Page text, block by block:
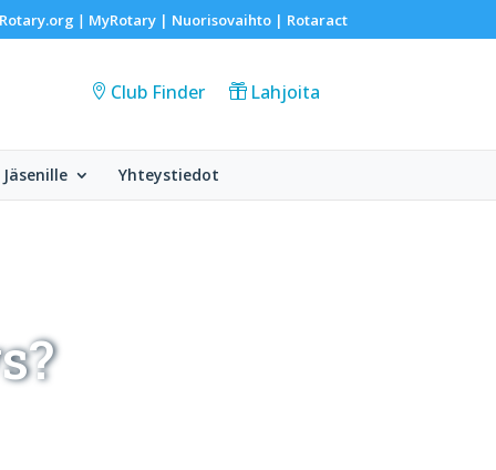
Rotary.org | MyRotary | Nuorisovaihto| Rotaract
Club Finder Lahjoita
Jäsenille Yhteystiedot